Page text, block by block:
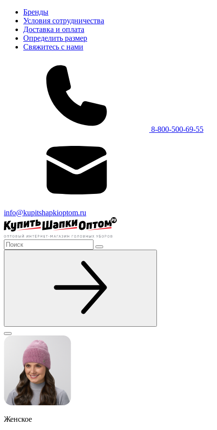
Бренды
Условия сотрудничества
Доставка и оплата
Определить размер
Свяжитесь с нами
8-800-500-69-55
info@kupitshapkioptom.ru
Женское